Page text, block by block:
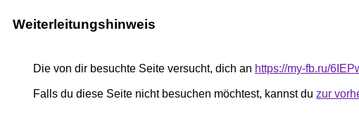
Weiterleitungshinweis
Die von dir besuchte Seite versucht, dich an https://my-fb.ru/
Falls du diese Seite nicht besuchen möchtest, kannst du zur